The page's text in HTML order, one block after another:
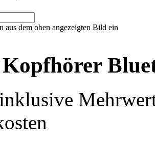
aus dem oben angezeigten Bild ein